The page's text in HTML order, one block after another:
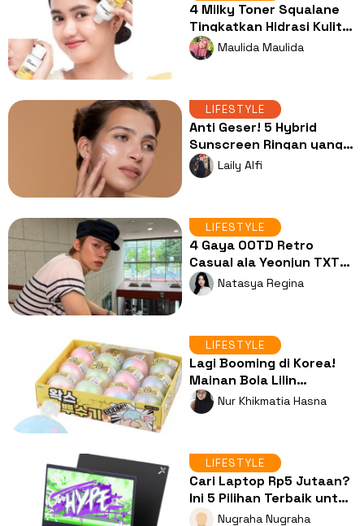
4 Milky Toner Squalane
Tingkatkan Hidrasi Kulit
untuk Perkuat Skin
Barrier
Maulida Maulida
LIFESTYLE
Anti Geser! 5 Hybrid
Sunscreen Ringan yang
Cocok Dipakai di Bawah
Makeup
Laily Alfi
LIFESTYLE
4 Gaya OOTD Retro
Casual ala Yeonjun TXT
yang Bikin Look Makin
Berkarakter!
Natasya Regina
LIFESTYLE
Lagi Booming di Korea!
Mainan Bola Lilin
'Wakppubol' Ampuh Usir
Stres, Kok Bisa?
Nur Khikmatia Hasna
LIFESTYLE
Cari Laptop Rp5 Jutaan?
Ini 5 Pilihan Terbaik untuk
Kuliah dan Kerja
Nugraha Nugraha